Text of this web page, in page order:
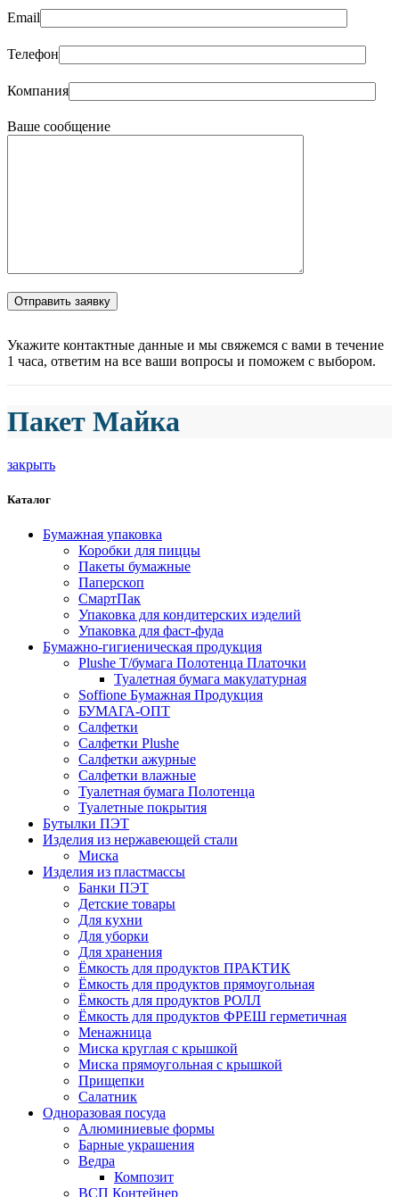
Email
Телефон
Компания
Ваше сообщение
Укажите контактные данные и мы свяжемся с вами в течение
1 часа, ответим на все ваши вопросы и поможем с выбором.
Пакет Майка
закрыть
Каталог
Бумажная упаковка
Коробки для пиццы
Пакеты бумажные
Паперскоп
СмартПак
Упаковка для кондитерских иэделий
Упаковка для фаст-фуда
Бумажно-гигиеническая продукция
Plushe Т/бумага Полотенца Платочки
Туалетная бумага макулатурная
Soffione Бумажная Продукция
БУМАГА-ОПТ
Салфетки
Салфетки Plushe
Салфетки ажурные
Салфетки влажные
Туалетная бумага Полотенца
Туалетные покрытия
Бутылки ПЭТ
Изделия из нержавеющей стали
Миска
Изделия из пластмассы
Банки ПЭТ
Детские товары
Для кухни
Для уборки
Для хранения
Ёмкость для продуктов ПРАКТИК
Ёмкость для продуктов прямоугольная
Ёмкость для продуктов РОЛЛ
Ёмкость для продуктов ФРЕШ герметичная
Менажница
Миска круглая с крышкой
Миска прямоугольная с крышкой
Прищепки
Салатник
Одноразовая посуда
Алюминиевые формы
Барные украшения
Ведра
Композит
ВСП Контейнер